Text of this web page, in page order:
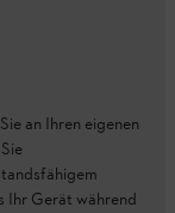
an Ihren eigenen
Ihr Gerät während